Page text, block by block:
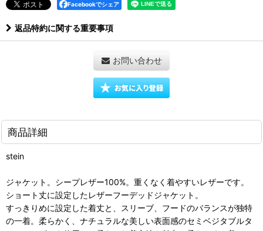
Facebookでシェア
返品特約に関する重要事項
お問い合わせ
商品詳細
stein
ジャケット。シープレザー100%。重くなく着やすいレザーです。
ショート丈に設定したレザーフーデッドジャケット。
すっきりめに設定した着丈と、スリーブ、フードのバランスが独特
の一着。柔らかく、ナチュラルな美しい表面感のセミベジタブルタ